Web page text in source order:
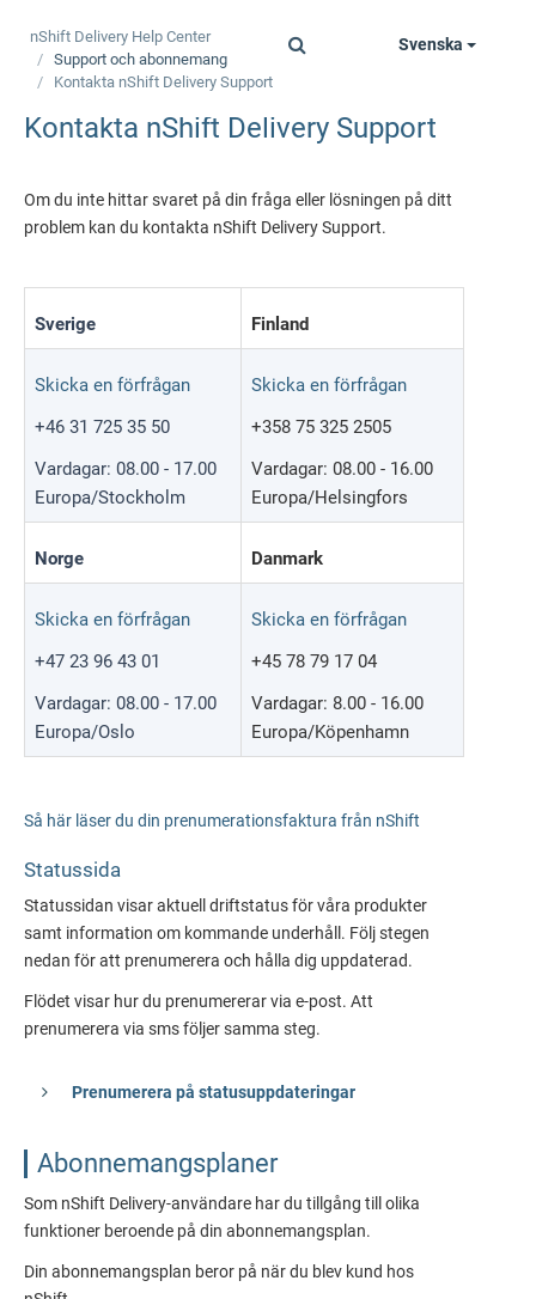
Svenska
nShift Delivery Help Center
Support och abonnemang
Kontakta nShift Delivery Support
Kontakta nShift Delivery Support
Om du inte hittar svaret på din fråga eller lösningen på ditt
problem kan du kontakta nShift Delivery Support.
Sverige Finland
Skicka en förfrågan
+46 31 725 35 50
Vardagar: 08.00 - 17.00
Europa/Stockholm
Skicka en förfrågan
+358 75 325 2505
Vardagar: 08.00 - 16.00
Europa/Helsingfors
Norge Danmark
Skicka en förfrågan
+47 23 96 43 01
Vardagar: 08.00 - 17.00
Europa/Oslo
Skicka en förfrågan
+45 78 79 17 04
Vardagar: 8.00 - 16.00
Europa/Köpenhamn
Så här läser du din prenumerationsfaktura från nShift
Statussida
Statussidan visar aktuell driftstatus för våra produkter
samt information om kommande underhåll. Följ stegen
nedan för att prenumerera och hålla dig uppdaterad.
Flödet visar hur du prenumererar via e-post. Att
prenumerera via sms följer samma steg.
Prenumerera på statusuppdateringar
Abonnemangsplaner
Som nShift Delivery-användare har du tillgång till olika
funktioner beroende på din abonnemangsplan.
Din abonnemangsplan beror på när du blev kund hos